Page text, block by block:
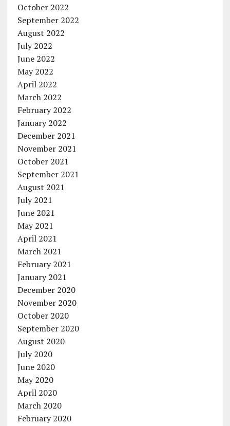
October 2022
September 2022
August 2022
July 2022
June 2022
May 2022
April 2022
March 2022
February 2022
January 2022
December 2021
November 2021
October 2021
September 2021
August 2021
July 2021
June 2021
May 2021
April 2021
March 2021
February 2021
January 2021
December 2020
November 2020
October 2020
September 2020
August 2020
July 2020
June 2020
May 2020
April 2020
March 2020
February 2020